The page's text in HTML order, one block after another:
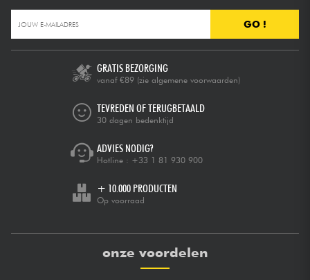
GO !
GRATIS BEZORGING
vanaf €89 (zie algemene voorwaarden)
TEVREDEN OF TERUGBETAALD
30 dagen bedenktijd
ADVIES NODIG?
Hotline : +33 1 81 930 900
+ 10.000 PRODUCTEN
Op voorraad
onze voordelen